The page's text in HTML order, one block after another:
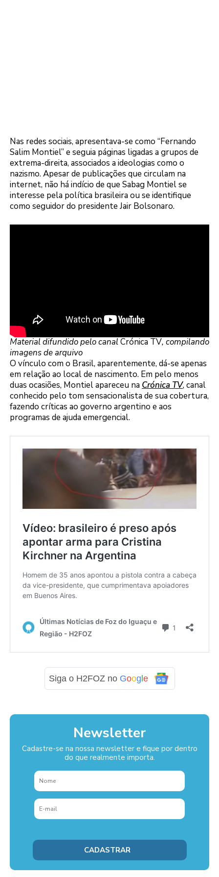
Nas redes sociais, apresentava-se como “Fernando
Salim Montiel” e seguia páginas ligadas a grupos de
extrema-direita, associados a ideologias como o
nazismo. Apesar de publicações que circulam na
internet, não há indício de que Sabag Montiel se
interesse pela política brasileira ou se identifique
como seguidor do presidente Jair Bolsonaro.
Material difundido pelo canalCrónica TV, compilando
imagens de arquivo
O vínculo com o Brasil, aparentemente, dá-se apenas
em relação ao local de nascimento. Em pelo menos
duas ocasiões, Montiel apareceu na Crónica TV, canal
conhecido pelo tom sensacionalista de sua cobertura,
fazendo críticas ao governo argentino e aos
programas de ajuda emergencial.
Siga o H2FOZ no Google
Newsletter
Cadastre-se na nossa newsletter e fique por dentro
do que realmente importa.